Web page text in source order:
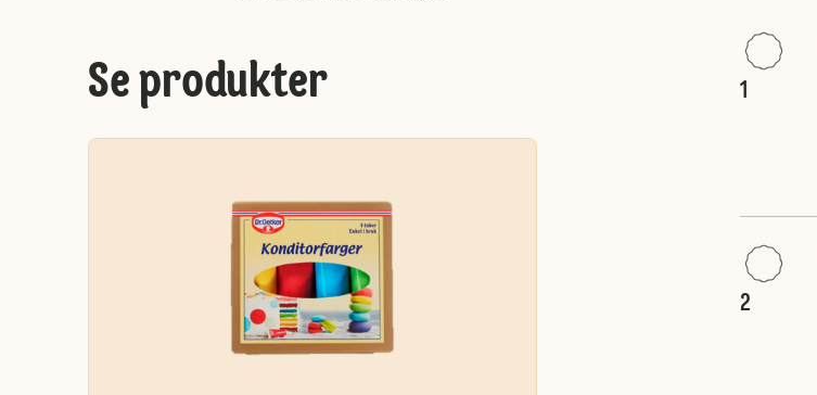
Se produkter 1
2